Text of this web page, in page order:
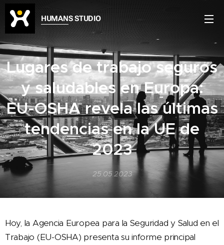
HUMANS STUDIO
Lugares de trabajo seguros
y saludables en Europa:
EU-OSHA revela las últimas
tendencias en la UE de
2023
25.05.2023
Hoy, la Agencia Europea para la Seguridad y Salud en el
Trabajo (EU-OSHA) presenta su informe principal